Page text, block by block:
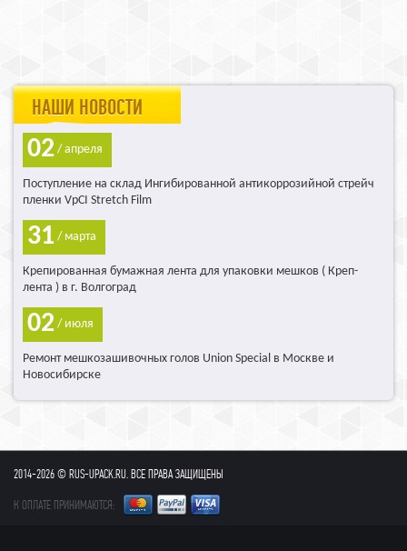
НАШИ НОВОСТИ
02 / апреля
Поступление на склад Ингибированной антикоррозийной стрейч
пленки VpCI Stretch Film
31 / марта
Крепированная бумажная лента для упаковки мешков ( Креп-
лента ) в г. Волгоград
02 / июля
Ремонт мешкозашивочных голов Union Special в Москве и
Новосибирске
2014-2026 © RUS-UPACK.RU. ВСЕ ПРАВА ЗАЩИЩЕНЫ
К ОПЛАТЕ ПРИНИМАЮТСЯ: